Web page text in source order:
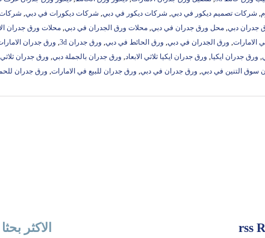
, شركات تصميم ديكور في دبي, شركات ديكور في دبي, شركات ديكورات في دبي,
جدران دبي, محل ورق جدران في دبي, محلات ورق الجدران في دبي, محلات ورق جدران
الامارات, ورق الجدران في دبي, ورق الحائط في دبي, ورق جدران 3d , ورق جدران
, ورق جدران ايكيا, ورق جدران ايكيا ثلاثي الابعاد, ورق جدران بالجملة دبي, ورق جدران ثلاثي
سوق التنين في دبي, ورق جدران في دبي, ورق جدران للبيع في الامارات, ورق جدران
rss الاكثر بحثا